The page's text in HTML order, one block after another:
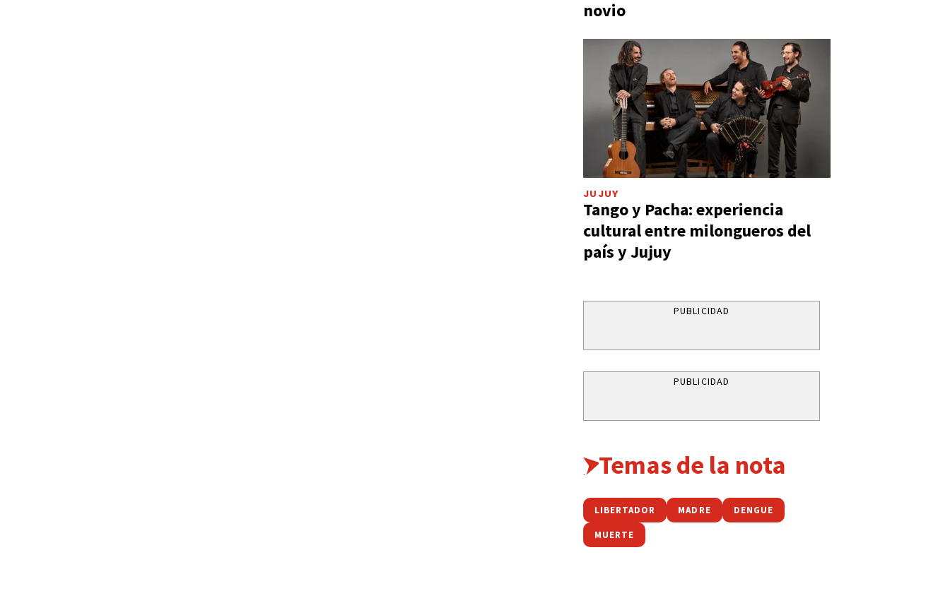
novio
JUJUY
Tango y Pacha: experiencia
cultural entre milongueros del
país y Jujuy
PUBLICIDAD
PUBLICIDAD
Temas de la nota
LIBERTADOR MADRE DENGUE
MUERTE